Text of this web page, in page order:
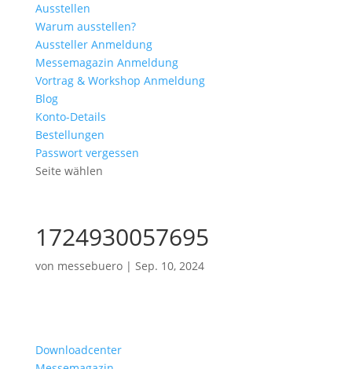
Ausstellen
Warum ausstellen?
Aussteller Anmeldung
Messemagazin Anmeldung
Vortrag & Workshop Anmeldung
Blog
Konto-Details
Bestellungen
Passwort vergessen
Seite wählen
1724930057695
von messebuero| Sep. 10, 2024
Downloadcenter